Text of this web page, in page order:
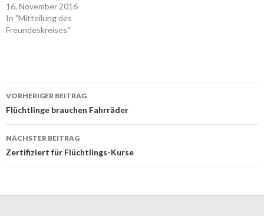
16. November 2016
In "Mitteilung des
Freundeskreises"
Beitrags-
Navigation
VORHERIGER BEITRAG
Flüchtlinge brauchen Fahrräder
NÄCHSTER BEITRAG
Zertifiziert für Flüchtlings-Kurse